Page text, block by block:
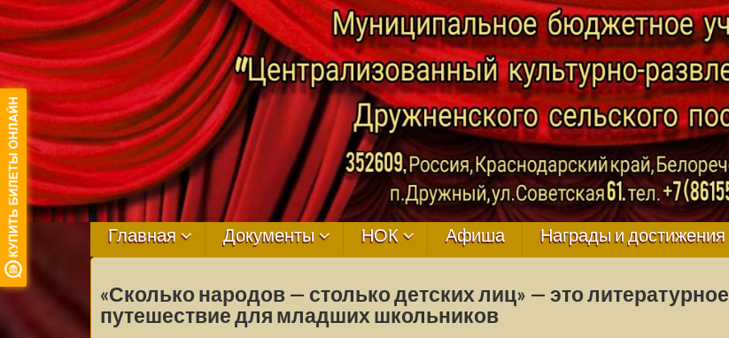
МБУ ЦКРЦ
ДРУЖНЕНСКОГО
СЕЛЬСКОГО
ПОСЕЛЕНИЯ
Главная Документы НОК Афиша Награды и достижения
«Сколько народов — столько детских лиц» — это литературное
путешествие для младших школьников